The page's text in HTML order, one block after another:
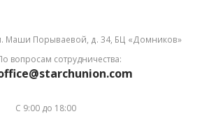
Маши Порываевой, д. 34, БЦ «Домников»
вопросам сотрудничества:
С 9:00 до 18:00